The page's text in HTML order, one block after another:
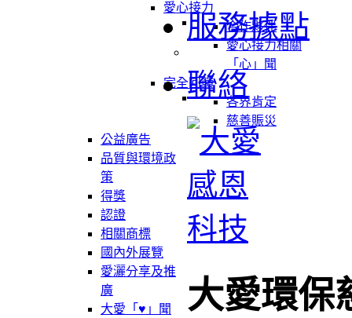
愛心接力
合作夥伴
愛心接力相關
「心」聞
完全回饋
各界肯定
慈善賑災
公益廣告
品質與環境政
策
得獎
認證
相關商標
國內外展覽
愛灑分享及推
廣
大愛「♥」聞
服務據點
聯絡
大愛環保